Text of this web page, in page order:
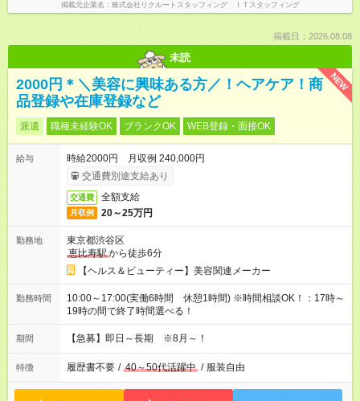
掲載元企業名 株式会社リクルートスタッフィング ＩＴスタッフィング
掲載日：2026.08.08
未読
NEW
2000円＊＼美容に興味ある方／！ヘアケア！商
品登録や在庫登録など
派遣 職種未経験OK ブランクOK WEB登録・面接OK
給与
時給2000円 月収例 240,000円
交通費別途支給あり
交通費 全額支給
月収例 20～25万円
勤務地
東京都渋谷区
恵比寿駅から徒歩6分
【ヘルス＆ビューティー】美容関連メーカー
勤務時間
10:00～17:00(実働6時間 休憩1時間) ※時間相談OK！：17時～
19時の間で終了時間選べる！
期間 【急募】即日～長期 ※8月～！
特徴 履歴書不要 / 40～50代活躍中 / 服装自由